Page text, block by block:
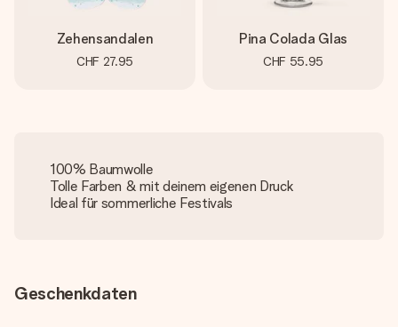
Zehensandalen
CHF 27.95
Pina Colada Glas
CHF 55.95
100% Baumwolle
Tolle Farben & mit deinem eigenen Druck
Ideal für sommerliche Festivals
Geschenkdaten